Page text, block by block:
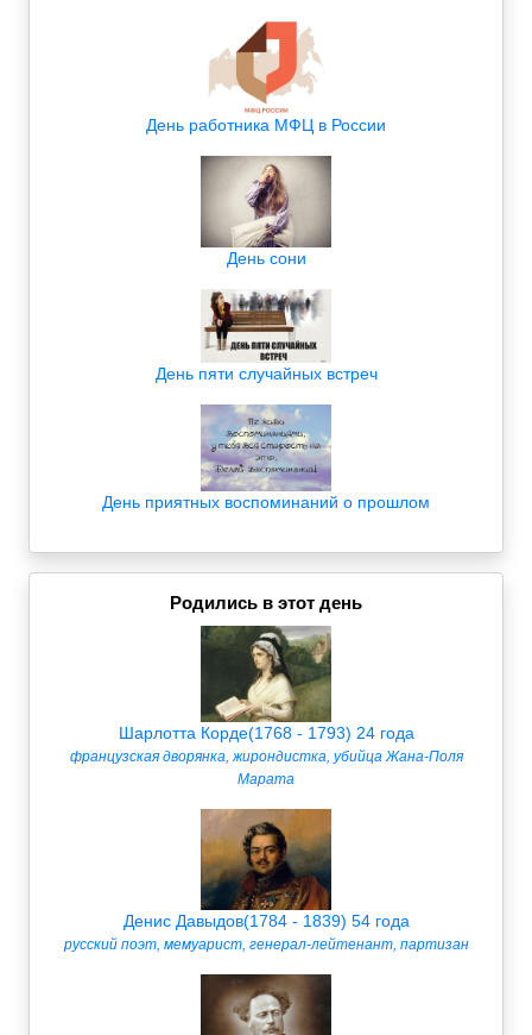
День работника МФЦ в России
День сони
День пяти случайных встреч
День приятных воспоминаний о прошлом
Родились в этот день
Шарлотта Корде(1768 - 1793) 24 года
французская дворянка, жирондистка, убийца Жана-Поля
Марата
Денис Давыдов(1784 - 1839) 54 года
русский поэт, мемуарист, генерал-лейтенант, партизан